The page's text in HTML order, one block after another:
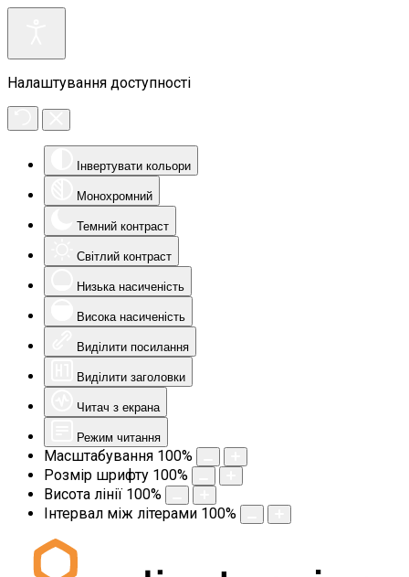
Налаштування доступності
Інвертувати кольори
Монохромний
Темний контраст
Світлий контраст
Низька насиченість
Висока насиченість
Виділити посилання
Виділити заголовки
Читач з екрана
Режим читання
Масштабування 100%
Розмір шрифту 100%
Висота лінії 100%
Інтервал між літерами 100%